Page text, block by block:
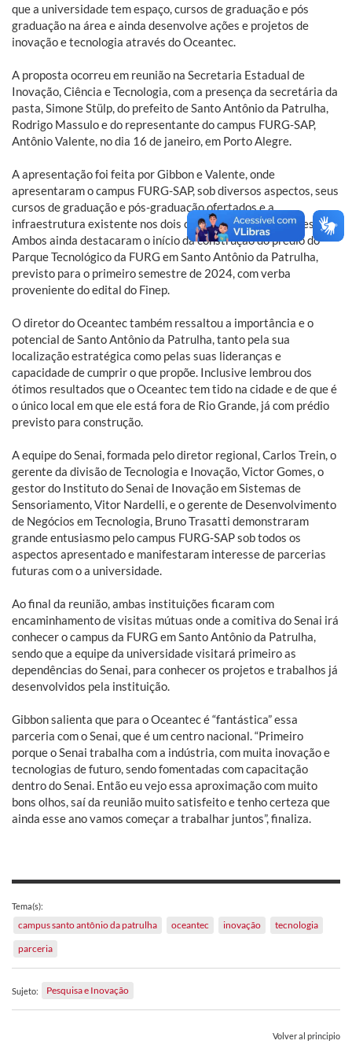
que a universidade tem espaço, cursos de graduação e pós
graduação na área e ainda desenvolve ações e projetos de
inovação e tecnologia através do Oceantec.
A proposta ocorreu em reunião na Secretaria Estadual de
Inovação, Ciência e Tecnologia, com a presença da secretária da
pasta, Simone Stülp, do prefeito de Santo Antônio da Patrulha,
Rodrigo Massulo e do representante do campus FURG-SAP,
Antônio Valente, no dia 16 de janeiro, em Porto Alegre.
A apresentação foi feita por Gibbon e Valente, onde
apresentaram o campus FURG-SAP, sob diversos aspectos, seus
cursos de graduação e pós-graduação ofertados e a
infraestrutura existente nos dois complexos de edificações.
Ambos ainda destacaram o início da construção do prédio do
Parque Tecnológico da FURG em Santo Antônio da Patrulha,
previsto para o primeiro semestre de 2024, com verba
proveniente do edital do Finep.
O diretor do Oceantec também ressaltou a importância e o
potencial de Santo Antônio da Patrulha, tanto pela sua
localização estratégica como pelas suas lideranças e
capacidade de cumprir o que propõe. Inclusive lembrou dos
ótimos resultados que o Oceantec tem tido na cidade e de que é
o único local em que ele está fora de Rio Grande, já com prédio
previsto para construção.
A equipe do Senai, formada pelo diretor regional, Carlos Trein, o
gerente da divisão de Tecnologia e Inovação, Victor Gomes, o
gestor do Instituto do Senai de Inovação em Sistemas de
Sensoriamento, Vitor Nardelli, e o gerente de Desenvolvimento
de Negócios em Tecnologia, Bruno Trasatti demonstraram
grande entusiasmo pelo campus FURG-SAP sob todos os
aspectos apresentado e manifestaram interesse de parcerias
futuras com o a universidade.
Ao final da reunião, ambas instituições ficaram com
encaminhamento de visitas mútuas onde a comitiva do Senai irá
conhecer o campus da FURG em Santo Antônio da Patrulha,
sendo que a equipe da universidade visitará primeiro as
dependências do Senai, para conhecer os projetos e trabalhos já
desenvolvidos pela instituição.
Gibbon salienta que para o Oceantec é “fantástica” essa
parceria com o Senai, que é um centro nacional. “Primeiro
porque o Senai trabalha com a indústria, com muita inovação e
tecnologias de futuro, sendo fomentadas com capacitação
dentro do Senai. Então eu vejo essa aproximação com muito
bons olhos, saí da reunião muito satisfeito e tenho certeza que
ainda esse ano vamos começar a trabalhar juntos”, finaliza.
Tema(s):
campus santo antônio da patrulha oceantec inovação
tecnologia
parceria
Sujeto: Pesquisa e Inovação
Volver al principio